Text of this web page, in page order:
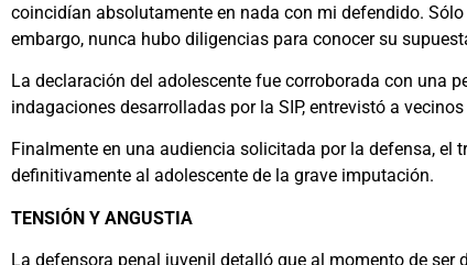
coincidían absolutamente en nada con mi defendido.
embargo, nunca hubo diligencias para conocer su
La declaración del adolescente fue corroborada con una
indagaciones desarrolladas por la SIP, entrevistó a
Finalmente en una audiencia solicitada por la defensa, el
definitivamente al adolescente de la grave imputación.
TENSIÓN Y ANGUSTIA
La defensora penal juvenil detalló que al momento de